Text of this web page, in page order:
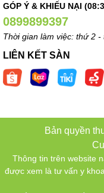
GÓP Ý & KHIẾU NẠI
0899899397
Thời gian làm việc: thứ 2 -
LIÊN KẾT SÀN
Bản quyền
Thông tin trên website
được xem là tư vấn y